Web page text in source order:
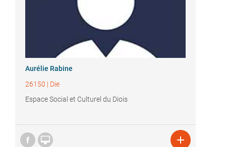
Aurélie Rabine
26150 | Die
Espace Social et Culturel du Diois
 